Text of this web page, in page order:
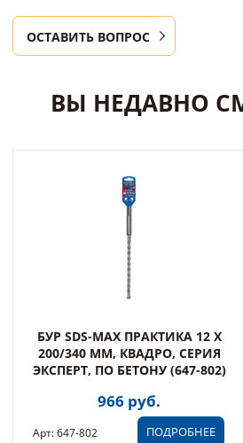
ОСТАВИТЬ ВОПРОС
ВЫ НЕДАВНО
БУР SDS-MAX ПРАКТИКА 12 Х
200/340 ММ, КВАДРО, СЕРИЯ
ЭКСПЕРТ, ПО БЕТОНУ (647-802)
966 руб.
ПОДРОБНЕЕ
Арт: 647-802